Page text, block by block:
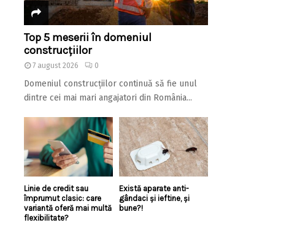
Top 5 meserii în domeniul
construcțiilor
7 august 2026 0
Domeniul construcțiilor continuă să fie unul
dintre cei mai mari angajatori din România...
Linie de credit sau
împrumut clasic: care
variantă oferă mai multă
flexibilitate?
Există aparate anti-
gândaci și ieftine, și
bune?!